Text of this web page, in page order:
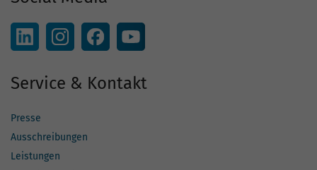
Service & Kontakt
Presse
Ausschreibungen
Leistungen